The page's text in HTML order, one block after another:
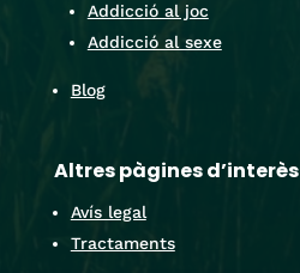
Addicció al joc
Addicció al sexe
Blog
Altres pàgines d’interès
Avís legal
Tractaments